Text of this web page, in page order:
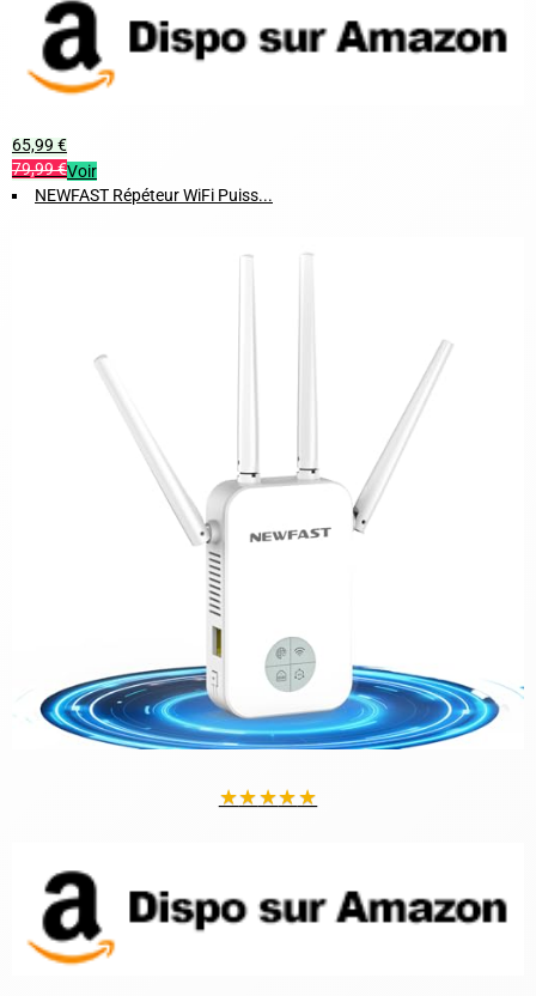
65,99 €
79,99 €Voir
NEWFAST Répéteur WiFi Puiss...
★★★★★